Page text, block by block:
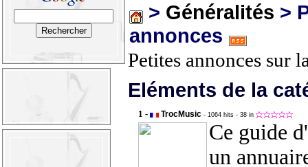
> Généralités >
annonces
Petites annonces sur
Eléments de la
1 - TrocMusic - 1064 hits - 38 in
Ce guide
un